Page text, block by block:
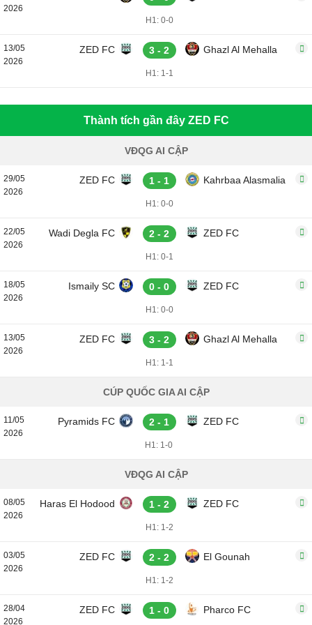
2026
H1: 0-0
13/05
2026
ZED FC 3 - 2 Ghazl Al Mehalla
H1: 1-1
Thành tích gần đây ZED FC
VĐQG AI CẬP
29/05
2026
ZED FC 1 - 1 Kahrbaa Alasmalia
H1: 0-0
22/05
2026
Wadi Degla FC 2 - 2 ZED FC
H1: 0-1
18/05
2026
Ismaily SC 0 - 0 ZED FC
H1: 0-0
13/05
2026
ZED FC 3 - 2 Ghazl Al Mehalla
H1: 1-1
CÚP QUỐC GIA AI CẬP
11/05
2026
Pyramids FC 2 - 1 ZED FC
H1: 1-0
VĐQG AI CẬP
08/05
2026
Haras El Hodood 1 - 2 ZED FC
H1: 1-2
03/05
2026
ZED FC 2 - 2 El Gounah
H1: 1-2
28/04
2026
ZED FC 1 - 0 Pharco FC